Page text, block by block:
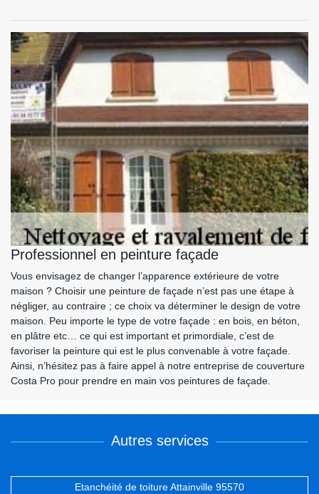
Professionnel en peinture façade
Vous envisagez de changer l’apparence extérieure de votre
maison ? Choisir une peinture de façade n’est pas une étape à
négliger, au contraire ; ce choix va déterminer le design de votre
maison. Peu importe le type de votre façade : en bois, en béton,
en plâtre etc… ce qui est important et primordiale, c’est de
favoriser la peinture qui est le plus convenable à votre façade.
Ainsi, n’hésitez pas à faire appel à notre entreprise de couverture
Costa Pro pour prendre en main vos peintures de façade.
Autres services
Etanchéité de toiture Attainville 95570